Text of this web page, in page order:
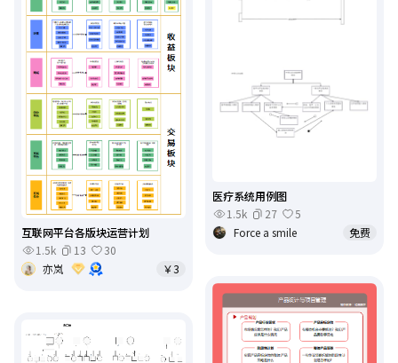
医疗系统用例图
1.5k
27
5
Force a smile
免费
互联网平台各版块运营计划
1.5k
13
30
亦岚
￥3